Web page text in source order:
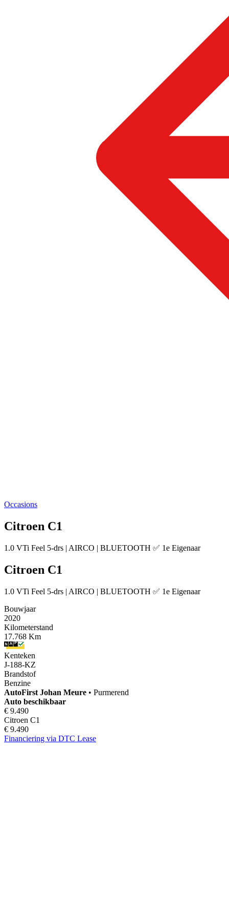
Occasions
Citroen C1
1.0 VTi Feel 5-drs | AIRCO | BLUETOOTH ✅ 1e Eigenaar
Citroen C1
1.0 VTi Feel 5-drs | AIRCO | BLUETOOTH ✅ 1e Eigenaar
Bouwjaar
2020
Kilometerstand
17.768 Km
Kenteken
J-188-KZ
Brandstof
Benzine
AutoFirst Johan Meure • Purmerend
Auto beschikbaar
€ 9.490
Citroen C1
€ 9.490
Financiering via DTC Lease